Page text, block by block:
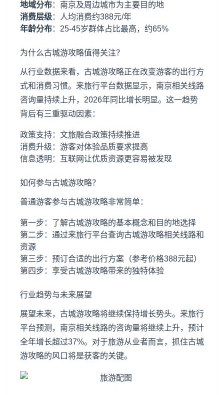
地域分布：南京及周边城市为主要目的地
消费层级：人均消费约388元/年
年龄分布：25-45岁群体占比最高，约65%
为什么古城游攻略值得关注？
从行业数据来看，古城游攻略正在改变游客的出行方
式和消费习惯。来旅行平台数据显示，南京相关线路
咨询量持续上升，2026年同比增长明显。这一趋势
背后有三重驱动因素：
政策支持：文旅融合政策持续推进
消费升级：游客对体验品质要求提高
信息透明：互联网让优质资源更容易被发现
如何参与古城游攻略？
普通游客参与古城游攻略非常简单：
第一步：了解古城游攻略的基本概念和目的地选择
第二步：通过来旅行平台查询古城游攻略相关线路和
资源
第三步：预订合适的出行方案（参考价格388元起）
第四步：享受古城游攻略带来的独特体验
行业趋势与未来展望
展望未来，古城游攻略将继续保持增长势头。来旅行
平台预测，南京相关线路的咨询量将继续上升，预计
全年增长超过37%。对于旅游从业者而言，抓住古城
游攻略的风口将是获客的关键。